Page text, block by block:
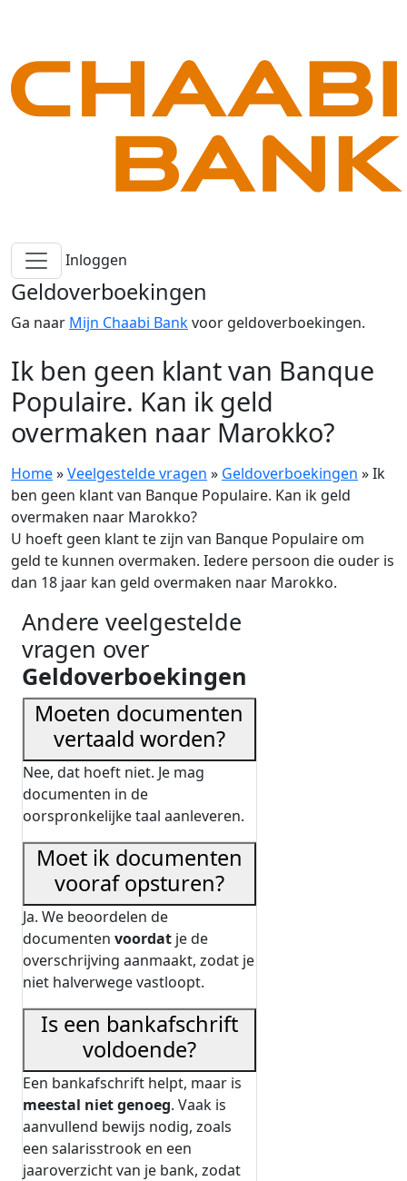
Inloggen
Geldoverboekingen
Ga naar Mijn Chaabi Bankvoor geldoverboekingen.
Ik ben geen klant van Banque
Populaire. Kan ik geld
overmaken naar Marokko?
Home»Veelgestelde vragen » Geldoverboekingen »Ik
ben geen klant van Banque Populaire. Kan ik geld
overmaken naar Marokko?
U hoeft geen klant te zijn van Banque Populaire om
geld te kunnen overmaken. Iedere persoon die ouder is
dan 18 jaar kan geld overmaken naar Marokko.
Andere veelgestelde
vragen over
Geldoverboekingen
Moeten documenten
vertaald worden?
Nee, dat hoeft niet. Je mag
documenten in de
oorspronkelijke taal aanleveren.
Moet ik documenten
vooraf opsturen?
Ja. We beoordelen de
documenten voordat je de
overschrijving aanmaakt, zodat je
niet halverwege vastloopt.
Is een bankafschrift
voldoende?
Een bankafschrift helpt, maar is
meestal niet genoeg. Vaak is
aanvullend bewijs nodig, zoals
een salarisstrook en een
jaaroverzicht van je bank, zodat